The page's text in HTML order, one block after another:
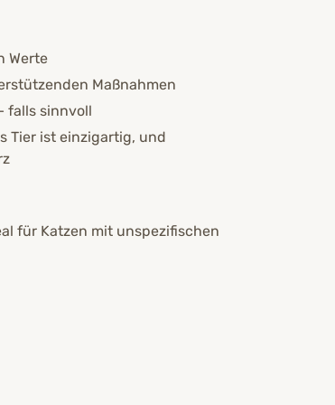
Werte
Maßnahmen
falls sinnvoll
Tier ist einzigartig, und
für Katzen mit unspezifischen